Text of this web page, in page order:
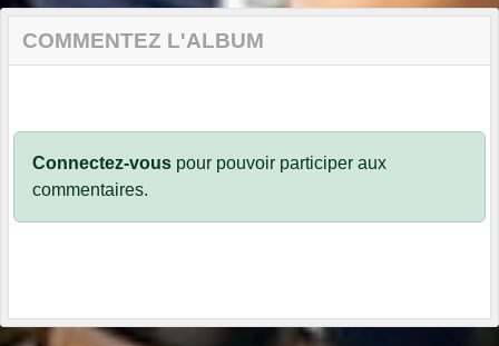
COMMENTEZ L'ALBUM
Connectez-vous pour pouvoir participer aux
commentaires.